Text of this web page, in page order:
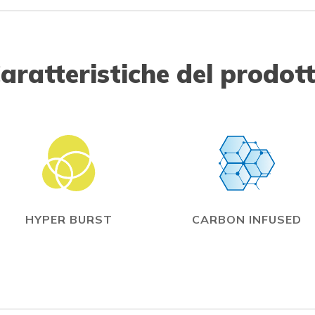
del
HYPER BURST CARBON INFUSED